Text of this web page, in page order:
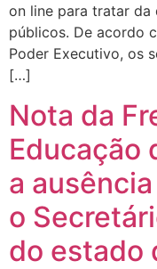
on line para tratar da
públicos. De acordo
Poder Executivo, os
[…]
Nota da
Educação
a
o
do estado